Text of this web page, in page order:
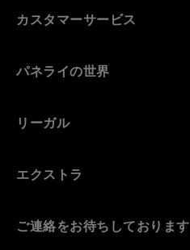
カスタマーサービス
パネライの世界
リーガル
エクストラ
ご連絡をお待ちしております